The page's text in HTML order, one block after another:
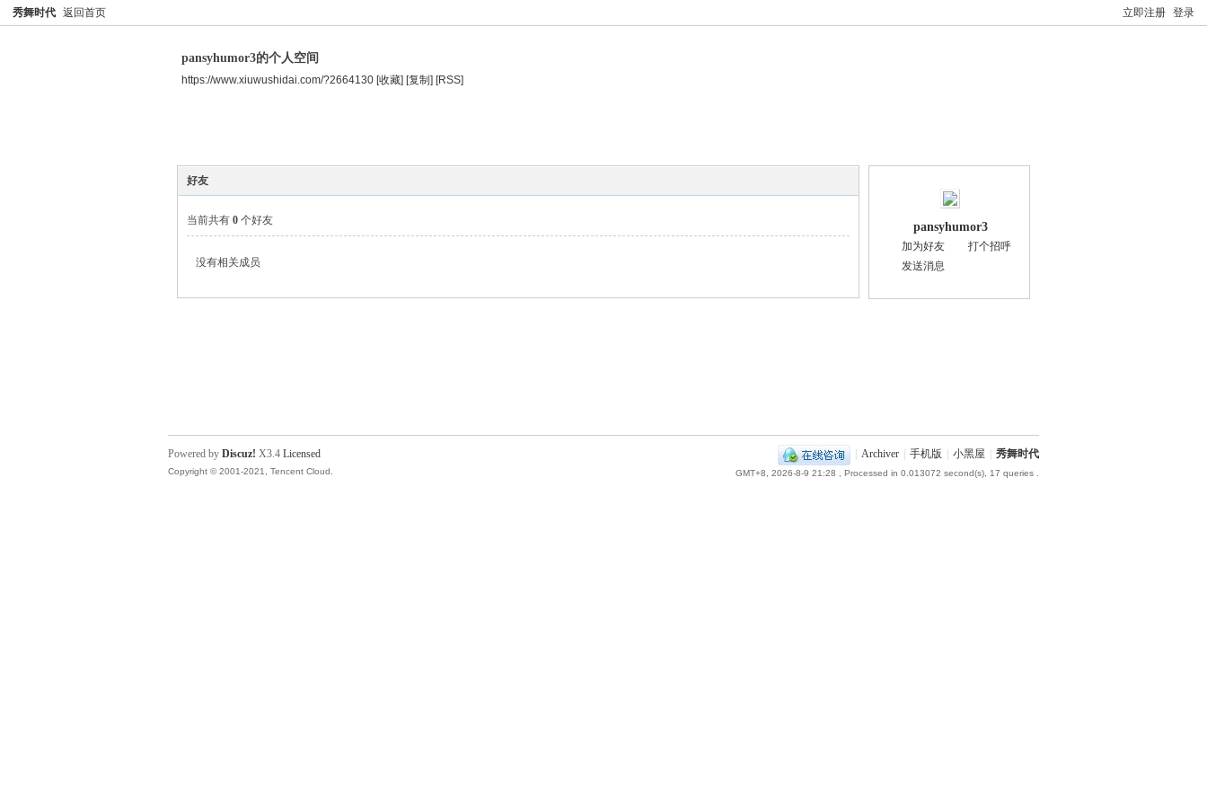
立即注册 登录
秀舞时代 返回首页
pansyhumor3的个人空间
https://www.xiuwushidai.com/?2664130 [收藏] [复制] [RSS]
好友
当前共有 0 个好友
没有相关成员
pansyhumor3
加为好友
打个招呼
发送消息
Archiver 手机版 小黑屋 秀舞时代
GMT+8, 2026-8-9 21:28 , Processed in 0.013072 second(s), 17 queries .
Powered by Discuz! X3.4 Licensed
Copyright © 2001-2021, Tencent Cloud.